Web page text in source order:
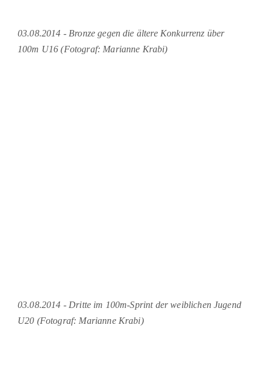
03.08.2014 - Bronze gegen die ältere Konkurrenz über
100m U16 (Fotograf: Marianne Krabi)
03.08.2014 - Dritte im 100m-Sprint der weiblichen Jugend
U20 (Fotograf: Marianne Krabi)